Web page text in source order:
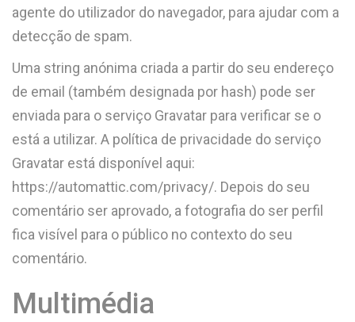
agente do utilizador do navegador, para ajudar com a
detecção de spam.
Uma string anónima criada a partir do seu endereço
de email (também designada por hash) pode ser
enviada para o serviço Gravatar para verificar se o
está a utilizar. A política de privacidade do serviço
Gravatar está disponível aqui:
https://automattic.com/privacy/. Depois do seu
comentário ser aprovado, a fotografia do ser perfil
fica visível para o público no contexto do seu
comentário.
Multimédia